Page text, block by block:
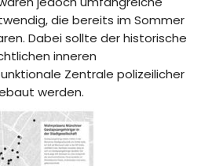
die bereits im Sommer
Dabei sollte der historische
inneren
Zentrale polizeilicher
werden.